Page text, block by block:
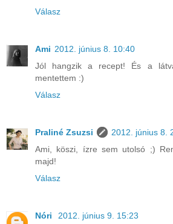
Válasz
Ami 2012. június 8. 10:40
Jól hangzik a recept! És a
mentettem :)
Válasz
Praliné Zsuzsi
2012. június 8.
Ami, köszi, ízre sem utolsó ;)
majd!
Válasz
Nóri
2012. június 9. 15:23